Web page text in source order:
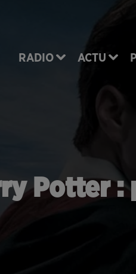
RADIO ACTU
Potter :